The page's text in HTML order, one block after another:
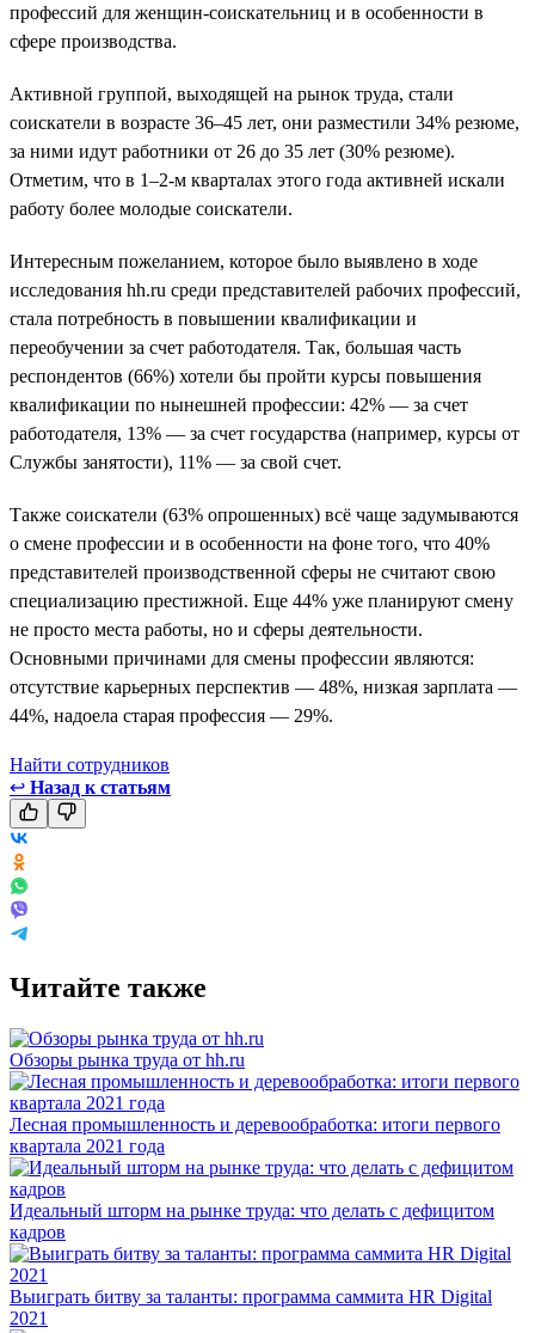
профессий для женщин-соискательниц и в особенности в
сфере производства.
Активной группой, выходящей на рынок труда, стали
соискатели в возрасте 36–45 лет, они разместили 34% резюме,
за ними идут работники от 26 до 35 лет (30% резюме).
Отметим, что в 1–2-м кварталах этого года активней искали
работу более молодые соискатели.
Интересным пожеланием, которое было выявлено в ходе
исследования hh.ru среди представителей рабочих профессий,
стала потребность в повышении квалификации и
переобучении за счет работодателя. Так, большая часть
респондентов (66%) хотели бы пройти курсы повышения
квалификации по нынешней профессии: 42% — за счет
работодателя, 13% — за счет государства (например, курсы от
Службы занятости), 11% — за свой счет.
Также соискатели (63% опрошенных) всё чаще задумываются
о смене профессии и в особенности на фоне того, что 40%
представителей производственной сферы не считают свою
специализацию престижной. Еще 44% уже планируют смену
не просто места работы, но и сферы деятельности.
Основными причинами для смены профессии являются:
отсутствие карьерных перспектив — 48%, низкая зарплата —
44%, надоела старая профессия — 29%.
Найти сотрудников
↩ Назад к статьям
Читайте также
Обзоры рынка труда от hh.ru
Лесная промышленность и деревообработка: итоги первого
квартала 2021 года
Идеальный шторм на рынке труда: что делать с дефицитом
кадров
Выиграть битву за таланты: программа саммита HR Digital
2021